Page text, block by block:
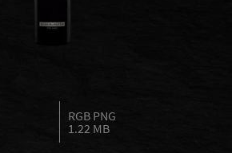
RGB PNG
1.22 MB